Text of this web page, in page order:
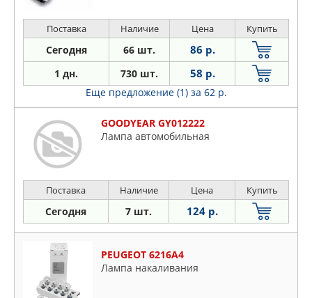
Поставка Наличие Цена Купить
Сегодня 66 шт. 86 р.
1 дн. 730 шт. 58 р.
Еще предложение (1) за 62 р.
GOODYEAR GY012222
Лампа автомобильная
Поставка Наличие Цена Купить
Сегодня 7 шт. 124 р.
PEUGEOT 6216A4
Лампа накаливания